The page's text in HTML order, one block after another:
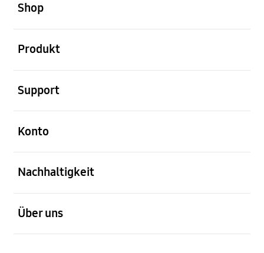
Shop
Produkt
Support
Konto
Nachhaltigkeit
Über uns